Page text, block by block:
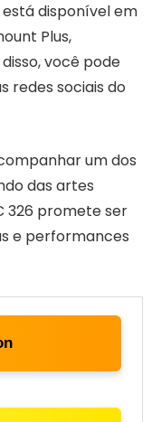
está disponível em
Plus,
você pode
redes sociais do
um dos
das artes
326 promete ser
e performances